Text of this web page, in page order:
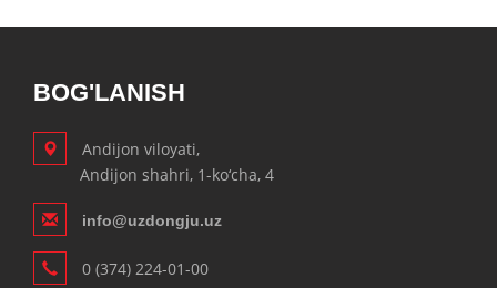
BOG'LANISH
Andijon viloyati,
Andijon shahri, 1-ko‘cha, 4
info@uzdongju.uz
0 (374) 224-01-00